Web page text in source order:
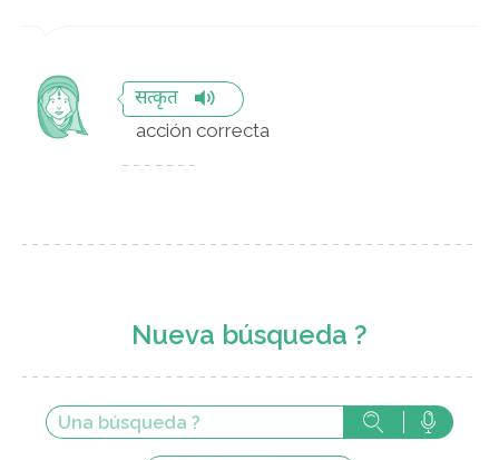
सत्कृत
acción correcta
Nueva búsqueda ?